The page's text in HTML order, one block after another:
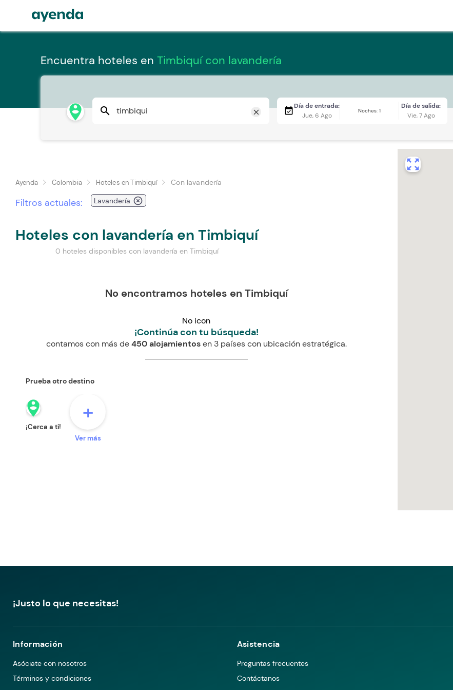
Encuentra hoteles en Timbiquí con lavandería
person_pin_circle search close event_availableDía de entrada:
Jue, 6 Ago
Noches: 1
Día de salida:
Vie, 7 Ago
Ayenda Colombia Hoteles en Timbiquí Con lavandería
Filtros actuales: Lavandería highlight_off
Hoteles con lavandería en Timbiquí
0 hoteles disponibles con lavandería en Timbiquí
No encontramos hoteles en Timbiquí
No icon
¡Continúa con tu búsqueda!
contamos con más de450 alojamientosen 3 países con ubicación estratégica.
Prueba otro destino
person_pin_circle
¡Cerca a ti!
+
Ver más
zoom_out_map
¡Justo lo que necesitas!
Información
Asóciate con nosotros
Términos y condiciones
Asistencia
Preguntas frecuentes
Contáctanos